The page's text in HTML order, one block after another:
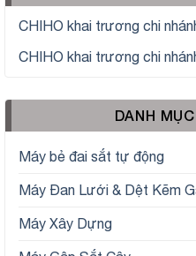
CHIHO khai trương chi
CHIHO khai trương chi
DANH
Máy bẻ đai sắt tự động
Máy Đan Lưới & Dệt Kẽm
Máy Xây Dựng